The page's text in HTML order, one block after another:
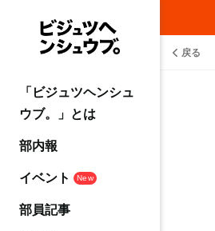
「ビジュツヘンシュ
ウブ。」とは
部内報
イベント
New
部員記事
戻る